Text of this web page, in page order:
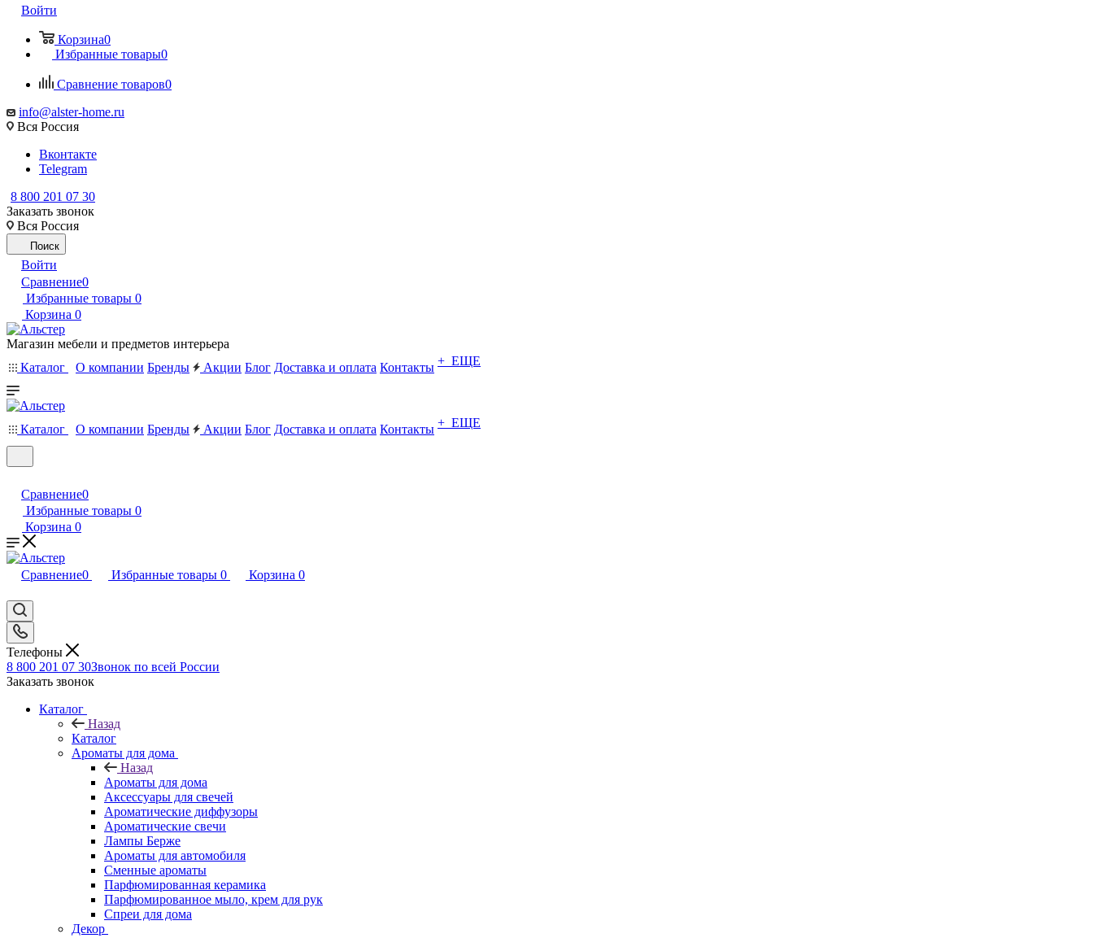
Войти
Корзина0
Избранные товары0
Сравнение товаров0
info@alster-home.ru
Вся Россия
Вконтакте
Telegram
8 800 201 07 30
Заказать звонок
Вся Россия
Поиск
Войти
Сравнение0
Избранные товары 0
Корзина 0
Магазин мебели и предметов интерьера
Каталог
О компании Бренды Акции Блог Доставка и оплата Контакты + ЕЩЕ
Каталог О компании Бренды Акции Блог Доставка и оплата Контакты + ЕЩЕ
Сравнение0
Избранные товары 0
Корзина 0
Сравнение0 Избранные товары 0 Корзина 0
Телефоны
8 800 201 07 30Звонок по всей России
Заказать звонок
Каталог
Назад
Каталог
Ароматы для дома
Назад
Ароматы для дома
Аксессуары для свечей
Ароматические диффузоры
Ароматические свечи
Лампы Берже
Ароматы для автомобиля
Сменные ароматы
Парфюмированная керамика
Парфюмированное мыло, крем для рук
Спреи для дома
Декор